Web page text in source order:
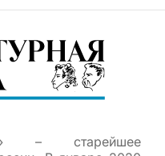
– старейшее